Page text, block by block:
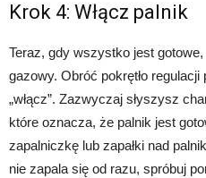
Krok 4: Włącz palnik
Teraz, gdy wszystko jest
gazowy. Obróć pokrętło regulacji
„włącz”. Zazwyczaj słyszysz
które oznacza, że palnik jest
zapalniczkę lub zapałki nad
nie zapala się od razu, spróbuj